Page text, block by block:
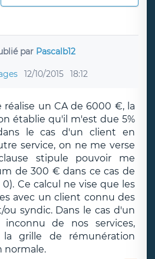
par Pascalb12
12/10/2015 18:12
réalise un CA de 6000 €, la
établie qu'il m'est due 5%
le cas d'un client en
service, on ne me verse
stipule pouvoir me
de 300 € dans ce cas de
Ce calcul ne vise que les
avec un client connu des
syndic. Dans le cas d'un
de nos services,
la grille de rémunération
normale.